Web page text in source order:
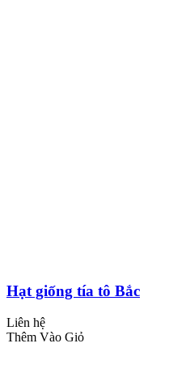
Hạt giống tía tô Bắc
Liên hệ
Thêm Vào Giỏ